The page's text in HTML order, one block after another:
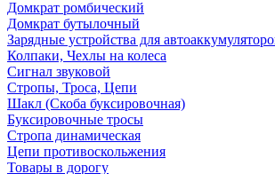
Домкрат ромбический
Домкрат бутылочный
Зарядные устройства для
Колпаки, Чехлы на колеса
Сигнал звуковой
Стропы, Троса, Цепи
Шакл (Скоба буксировочная)
Буксировочные тросы
Стропа динамическая
Цепи противоскольжения
Товары в дорогу